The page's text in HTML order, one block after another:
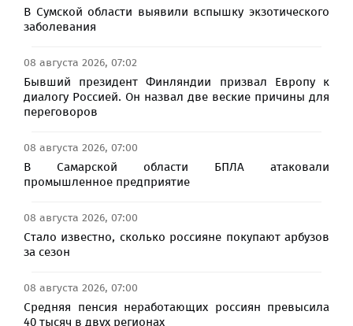
В Сумской области выявили вспышку экзотического
заболевания
08 августа 2026, 07:02
Бывший президент Финляндии призвал Европу к
диалогу Россией. Он назвал две веские причины для
переговоров
08 августа 2026, 07:00
В Самарской области БПЛА атаковали
промышленное предприятие
08 августа 2026, 07:00
Стало известно, сколько россияне покупают арбузов
за сезон
08 августа 2026, 07:00
Средняя пенсия неработающих россиян превысила
40 тысяч в двух регионах​